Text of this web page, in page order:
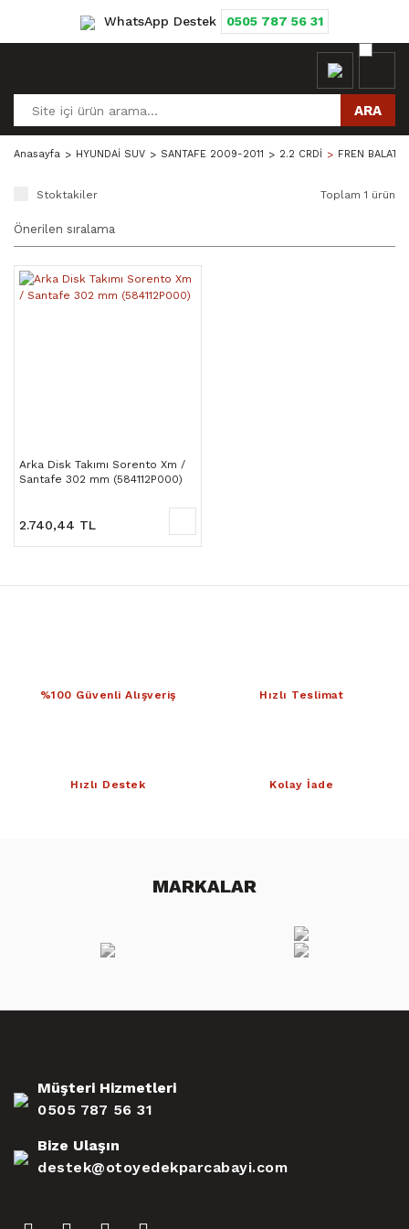
WhatsApp Destek 0505 787 56 31
ARA
Anasayfa HYUNDAİ SUV SANTAFE 2009-2011 2.2 CRDİ FREN
Stoktakiler Toplam 1 ürün
Arka Disk Takımı Sorento Xm /
Santafe 302 mm (584112P000)
2.740,44 TL
%100 Güvenli Alışveriş Hızlı Teslimat
Hızlı Destek Kolay İade
MARKALAR
Müşteri Hizmetleri
0505 787 56 31
Bize Ulaşın
destek@otoyedekparcabayi.com